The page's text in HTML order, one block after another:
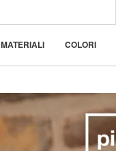
MATERIALI COLORI